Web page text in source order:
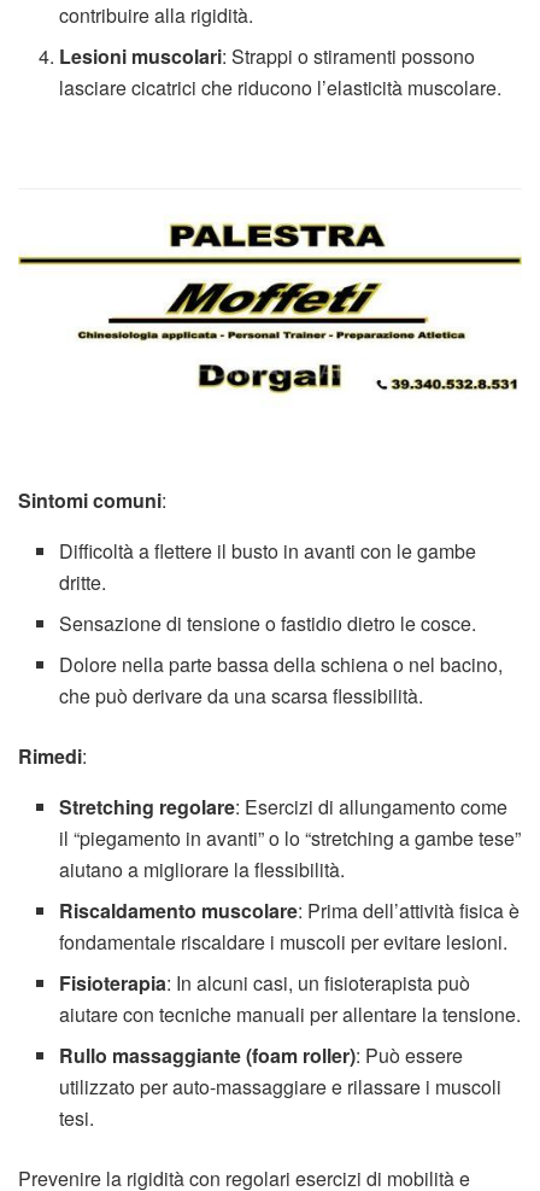
contribuire alla rigidità.
Lesioni muscolari: Strappi o stiramenti possono
lasciare cicatrici che riducono l’elasticità muscolare.
Sintomi comuni:
Difficoltà a flettere il busto in avanti con le gambe
dritte.
Sensazione di tensione o fastidio dietro le cosce.
Dolore nella parte bassa della schiena o nel bacino,
che può derivare da una scarsa flessibilità.
Rimedi:
Stretching regolare: Esercizi di allungamento come
il “piegamento in avanti” o lo “stretching a gambe tese”
aiutano a migliorare la flessibilità.
Riscaldamento muscolare: Prima dell’attività fisica è
fondamentale riscaldare i muscoli per evitare lesioni.
Fisioterapia: In alcuni casi, un fisioterapista può
aiutare con tecniche manuali per allentare la tensione.
Rullo massaggiante (foam roller): Può essere
utilizzato per auto-massaggiare e rilassare i muscoli
tesi.
Prevenire la rigidità con regolari esercizi di mobilità e